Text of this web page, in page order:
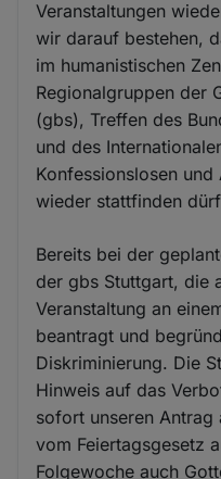
Veranstaltungen
wir darauf bestehen,
im humanistischen
Regionalgruppen der
(gbs), Treffen des
und des
Konfessionslosen und
wieder stattfinden
Bereits bei der
der gbs Stuttgart, die
Veranstaltung an
beantragt und
Diskriminierung. Die
Hinweis auf das
sofort unseren Antrag
vom Feiertagsgesetz
Folgewoche auch